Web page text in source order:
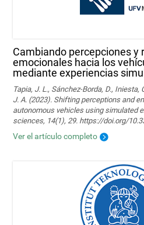
Cambiando percepciones y
emocionales hacia los
mediante experiencias
Tapia, J. L., Sánchez-Borda, D., Iniesta,
J. A. (2023). Shifting perceptions and
autonomous vehicles using simulated
sciences, 14(1), 29. https://doi.org/
Ver el artículo completo